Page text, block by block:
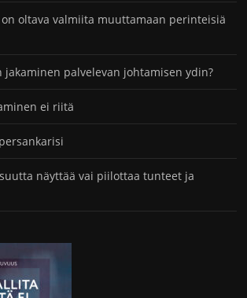
oltava valmiita muuttamaan perinteisiä
jakaminen palvelevan johtamisen ydin?
ei riitä
näyttää vai piilottaa tunteet ja